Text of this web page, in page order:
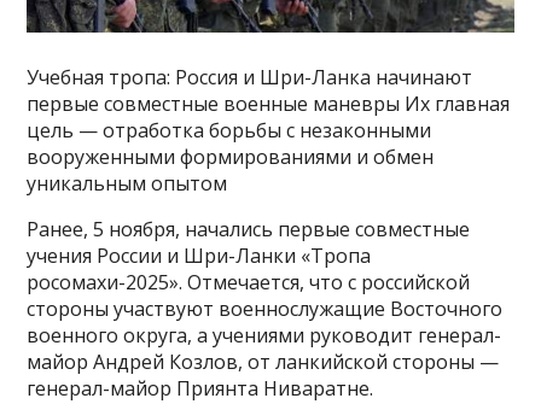
Учебная тропа: Россия и Шри-Ланка начинают
первые совместные военные маневры Их главная
цель — отработка борьбы с незаконными
вооруженными формированиями и обмен
уникальным опытом
Ранее, 5 ноября, начались первые совместные
учения России и Шри-Ланки «Тропа
росомахи-2025». Отмечается, что с российской
стороны участвуют военнослужащие Восточного
военного округа, а учениями руководит генерал-
майор Андрей Козлов, от ланкийской стороны —
генерал-майор Приянта Ниваратне.